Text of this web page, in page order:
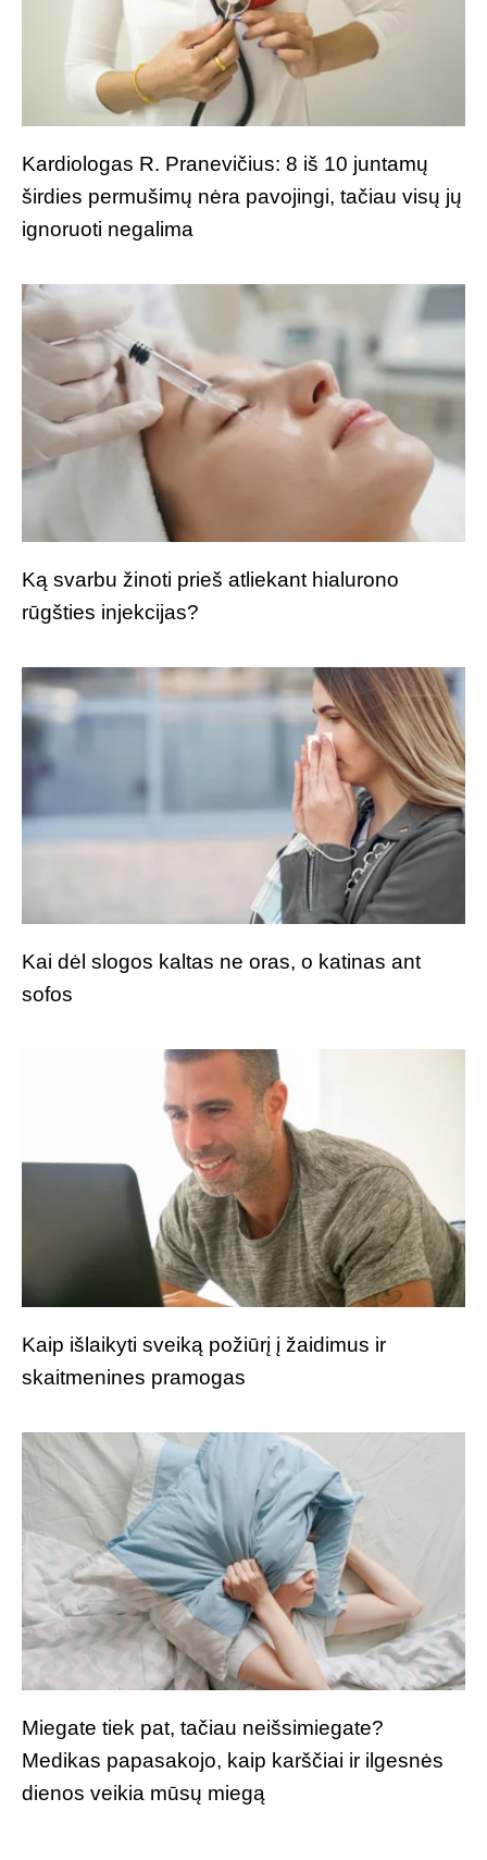
Kardiologas R. Pranevičius: 8 iš 10 juntamų
širdies permušimų nėra pavojingi, tačiau visų jų
ignoruoti negalima
Ką svarbu žinoti prieš atliekant hialurono
rūgšties injekcijas?
Kai dėl slogos kaltas ne oras, o katinas ant
sofos
Kaip išlaikyti sveiką požiūrį į žaidimus ir
skaitmenines pramogas
Miegate tiek pat, tačiau neišsimiegate?
Medikas papasakojo, kaip karščiai ir ilgesnės
dienos veikia mūsų miegą